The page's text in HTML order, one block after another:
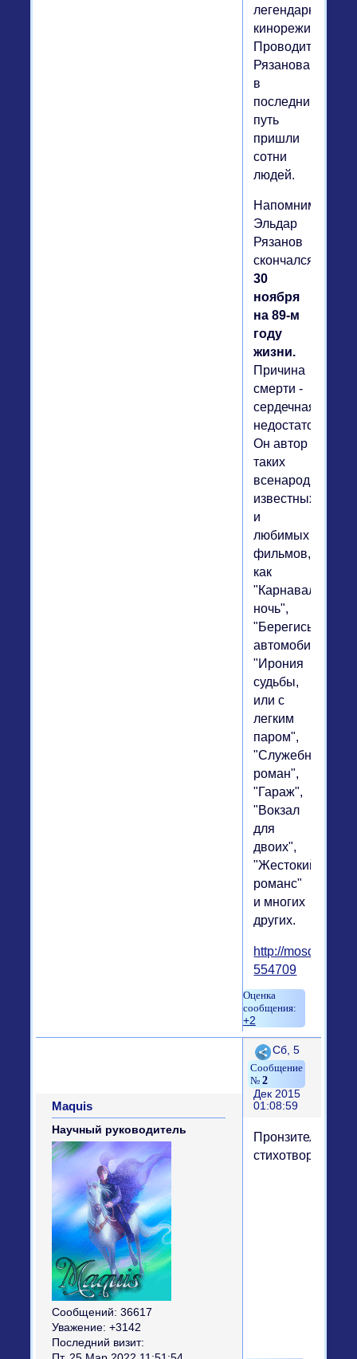
легендарным
кинорежиссером.
Проводить
Рязанова
в
последний
путь
пришли
сотни
людей.
Напомним,
Эльдар
Рязанов
скончался
30
ноября
на 89-м
году
жизни.
Причина
смерти -
сердечная
недостаточность.
Он автор
таких
всенародно
известных
и
любимых
фильмов,
как
"Карнавальная
ночь",
"Берегись
автомобиля",
"Ирония
судьбы,
или с
легким
паром",
"Служебный
роман",
"Гараж",
"Вокзал
для
двоих",
"Жестокий
романс"
и многих
других.
http://mosday.ru/
554709
+2
Поделиться
2
Сб, 5
Дек 2015
01:08:59
Maquis
Научный руководитель
Сообщений: 36617
Уважение: +3142
Последний визит:
Пронзительное
стихотворение